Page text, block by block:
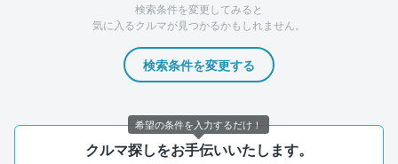
検索条件を変更してみると
気に入るクルマが見つかるかもしれません。
検索条件を変更する
クルマ探しをお手伝いいたします。
希望の条件を入力するだけ！